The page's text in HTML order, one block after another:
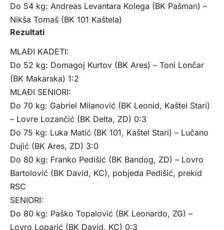
Do 54 kg: Andreas Levantara Kolega (BK Pašman) –
Nikša Tomaš (BK 101 Kaštela)
Rezultati
MLAĐI KADETI:
Do 52 kg: Domagoj Kurtov (BK Ares) – Toni Lončar
(BK Makarska) 1:2
MLAĐI SENIORI:
Do 70 kg: Gabriel Milanović (BK Leonid, Kaštel Stari)
– Lovre Lozančić (BK Delta, ZD) 0:3
Do 75 kg: Luka Matić (BK 101, Kaštel Stari) – Lučano
Dujić (BK Ares, ZD) 3:0
Do 80 kg: Franko Pedišić (BK Bandog, ZD) – Lovro
Bartolović (BK David, KC), pobjeda Pedišić, prekid
RSC
SENIORI:
Do 80 kg: Paško Topalović (BK Leonardo, ZG) –
Lovro Loparić (BK David, KC) 0:3